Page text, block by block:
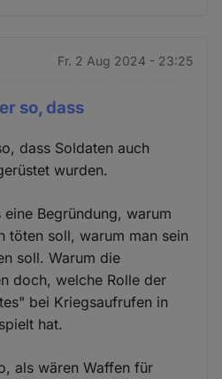
Fr. 2 Aug 2024 - 23:25
so, dass
dass Soldaten auch
wurden.
Begründung, warum
töten soll, warum man sein
soll. Warum die
doch, welche Rolle der
bei Kriegsaufrufen in
hat.
als wären Waffen für